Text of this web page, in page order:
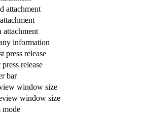
attachment
attachment
information
press release
release
bar
window size
window size
mode